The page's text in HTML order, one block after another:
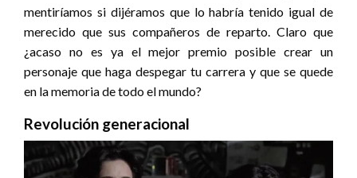
mentiríamos si dijéramos que lo habría tenido igual de
merecido que sus compañeros de reparto. Claro que
¿acaso no es ya el mejor premio posible crear un
personaje que haga despegar tu carrera y que se quede
en la memoria de todo el mundo?
Revolución generacional